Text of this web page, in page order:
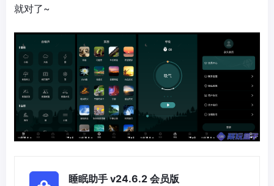
就对了~
睡眠助手 v24.6.2 会员版